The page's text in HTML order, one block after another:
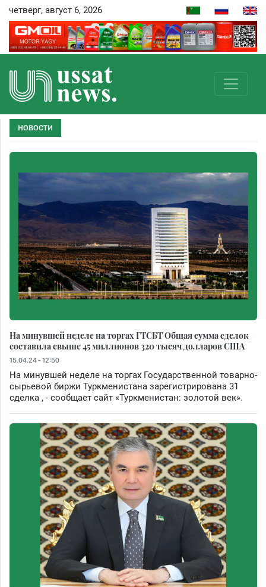
четверг, август 6, 2026
НОВОСТИ
На минувшей неделе на торгах ГТСБТ Общая сумма сделок
составила свыше 45 миллионов 320 тысяч долларов США
15.04.24 - 12:50
На минувшей неделе на торгах Государственной товарно-
сырьевой биржи Туркменистана зарегистрирована 31
сделка , - сообщает сайт «Туркменистан: золотой век».